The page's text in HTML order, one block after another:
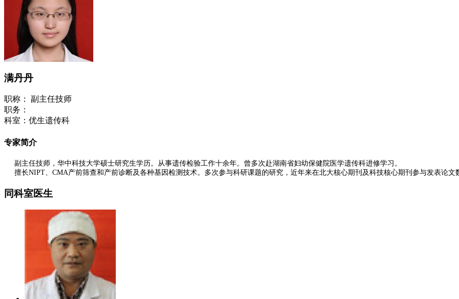
满丹丹
职称： 副主任技师
职务：
科室：优生遗传科
专家简介
副主任技师， 华中科技大学硕士研究生学历 。从事遗传检验工作十余年。曾多次赴湖南省妇幼保健院医学遗传科进修学习。
擅长NIPT、CMA产前筛查和产前诊断及各种基因检测技术。多次参与科研课题的研究，近年来在北大核心期刊及科技核心期刊参与发表论文
同科室医生